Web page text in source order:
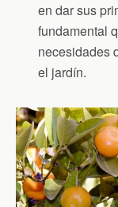
en dar sus
fundamental
necesidades
el jardín.